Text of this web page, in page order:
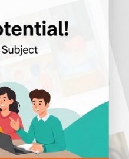
奧斯卡電影巡禮
失誤仍見其意念